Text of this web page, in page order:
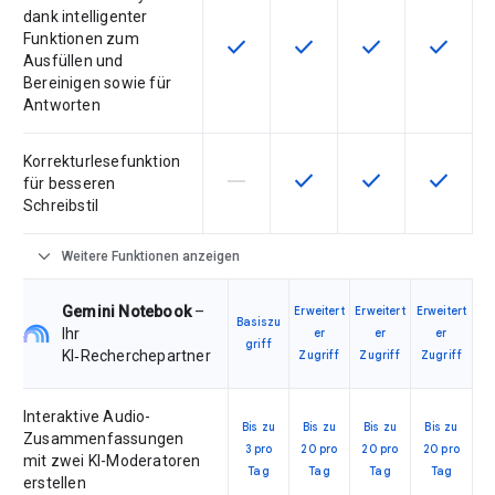
dank intelligenter
Funktionen zum
Ausfüllen und
Bereinigen sowie für
Antworten
Diese Funktion ist für die
check Diese Funktion ist für die
check Diese Funktion
check Diese
check
Korrekturlesefunktion
für besseren
Schreibstil
Diese Funktion ist für die
horizontal_rule Diese Funktion ist für die
check Diese Funktion
check Diese
check
expand_more Weitere Funktionen anzeigen
Gemini Notebook–
Ihr
KI‑Recherchepartner
Basiszu
griff
Erweitert
er
Zugriff
Erweitert
er
Zugriff
Erweitert
er
Zugriff
Interaktive Audio-
Zusammenfassungen
mit zwei KI-Moderatoren
erstellen
Bis zu
3 pro
Tag
Bis zu
20 pro
Tag
Bis zu
20 pro
Tag
Bis zu
20 pro
Tag